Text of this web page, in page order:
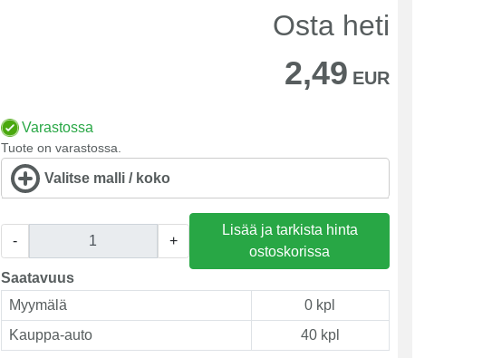
Osta heti
2,49 EUR
Varastossa
Tuote on varastossa.
Valitse malli / koko
- +
Lisää ja tarkista hinta
ostoskorissa
Saatavuus
Myymälä
0 kpl
Kauppa-auto
40 kpl